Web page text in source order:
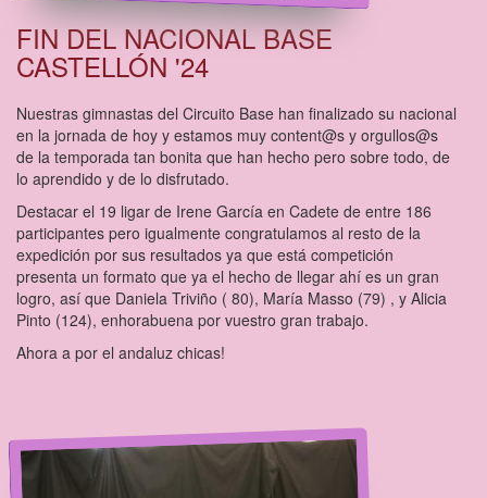
FIN DEL NACIONAL BASE
CASTELLÓN '24
Nuestras gimnastas del Circuito Base han finalizado su nacional
en la jornada de hoy y estamos muy content@s y orgullos@s
de la temporada tan bonita que han hecho pero sobre todo, de
lo aprendido y de lo disfrutado.
Destacar el 19 ligar de Irene García en Cadete de entre 186
participantes pero igualmente congratulamos al resto de la
expedición por sus resultados ya que está competición
presenta un formato que ya el hecho de llegar ahí es un gran
logro, así que Daniela Triviño ( 80), María Masso (79) , y Alicia
Pinto (124), enhorabuena por vuestro gran trabajo.
Ahora a por el andaluz chicas!